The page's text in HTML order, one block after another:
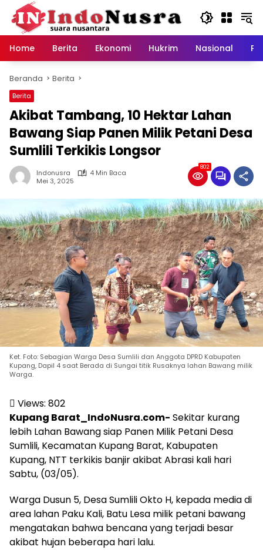
Langsung
konten
Home
Berita Ekonomi Hukrim Nasional
Beranda Berita
Berita
Akibat Tambang, 10 Hektar Lahan
Bawang Siap Panen Milik Petani Desa
Sumlili Terkikis Longsor
Indonusra
4 Min Baca
Mei 3, 2025
802
Ket. Foto: Sebagian Warga Desa Sumlili dan Anggota DPRD Kabupaten
Kupang, Dapil 4 saat Berada di Sungai titik Rusaknya lahan Bawang milik
Warga.
Views: 802
Kupang Barat_IndoNusra.com- Sekitar kurang
lebih Lahan Bawang siap Panen Milik Petani Desa
Sumlili, Kecamatan Kupang Barat, Kabupaten
Kupang, NTT terkikis banjir akibat Abrasi kali hari
Sabtu, (03/05).
Warga Dusun 5, Desa Sumlili Okto H, kepada media di
area lahan Paku Kali, Batu Lesa milik petani bawang
mengatakan bahwa bencana yang terjadi besar
akibat hujan beberapa hari lalu.